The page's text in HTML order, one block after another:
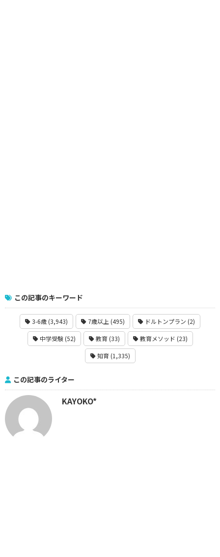
この記事のキーワード
3-6歳 (3,943) 7歳以上 (495) ドルトンプラン (2)
中学受験 (52) 教育 (33) 教育メソッド (23)
知育 (1,335)
この記事のライター
KAYOKO*